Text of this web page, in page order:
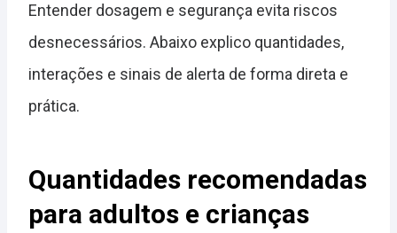
Entender dosagem e segurança evita riscos
desnecessários. Abaixo explico quantidades,
interações e sinais de alerta de forma direta e
prática.
Quantidades recomendadas
para adultos e crianças